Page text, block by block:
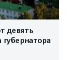
девять
губернатора